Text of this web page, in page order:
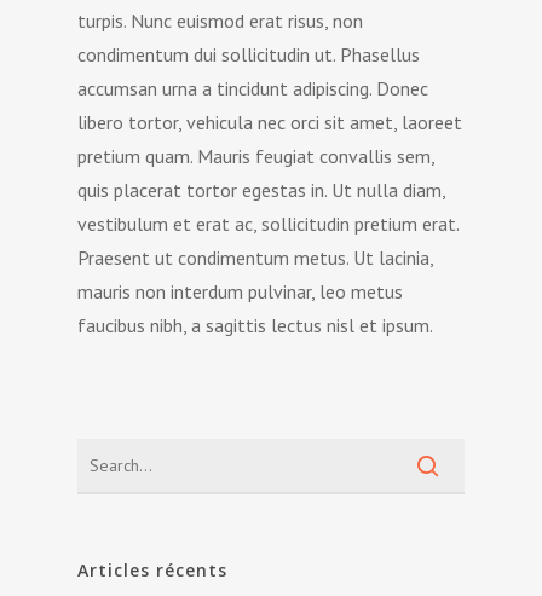
turpis. Nunc euismod erat risus, non
condimentum dui sollicitudin ut. Phasellus
accumsan urna a tincidunt adipiscing. Donec
libero tortor, vehicula nec orci sit amet, laoreet
pretium quam. Mauris feugiat convallis sem,
quis placerat tortor egestas in. Ut nulla diam,
vestibulum et erat ac, sollicitudin pretium erat.
Praesent ut condimentum metus. Ut lacinia,
mauris non interdum pulvinar, leo metus
faucibus nibh, a sagittis lectus nisl et ipsum.
Articles récents